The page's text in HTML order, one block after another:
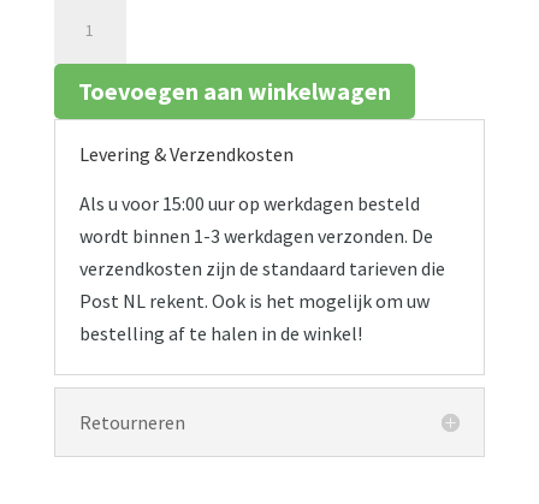
aantalToevoegen aan winkelwagen
Levering & Verzendkosten
Als u voor 15:00 uur op werkdagen besteld
wordt binnen 1-3 werkdagen verzonden. De
verzendkosten zijn de standaard tarieven die
Post NL rekent. Ook is het mogelijk om uw
bestelling af te halen in de winkel!
Retourneren